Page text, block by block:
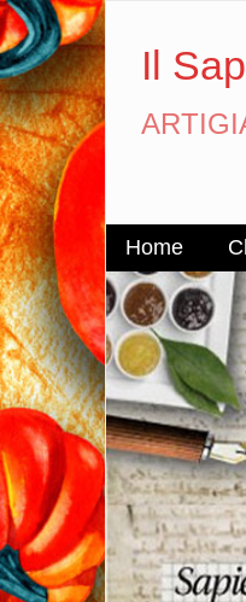
Il
Home